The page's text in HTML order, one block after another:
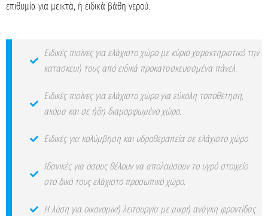
επιθυμία για μεικτά, ή ειδικά βάθη νερού.
Ειδικές πισίνες για ελάχιστο χώρο με κύριο χαρακτηριστικό την
κατασκευή τους από ειδικά προκατασκευασμένα πάνελ.
Ειδικές πισίνες για ελάχιστο χώρο για εύκολη τοποθέτηση,
ακόμα και σε ήδη διαμορφωμένο χώρο.
Ειδικές για κολύμβηση και υδροθεραπεία σε ελάχιστο χώρο
Ιδανικές για όσους θέλουν να απολαύσουν το υγρό στοιχείο
στο δικό τους ελάχιστο προσωπικό χώρο.
Η λύση για οικονομική λειτουργία με μικρή ανάγκη φροντίδας